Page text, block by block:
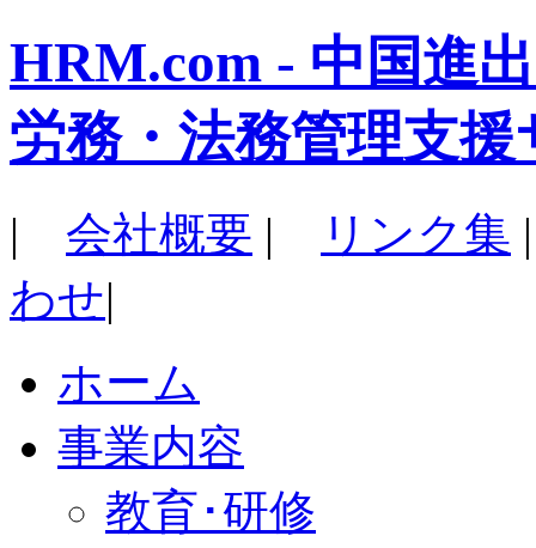
HRM.com - 中国進
労務・法務管理支援
| 会社概要 | リンク集
わせ|
ホーム
事業内容
教育･研修